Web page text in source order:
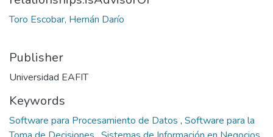
Toro Escobar, Hernán Darío
Publisher
Universidad EAFIT
Keywords
Software para Procesamiento de Datos , Software para la